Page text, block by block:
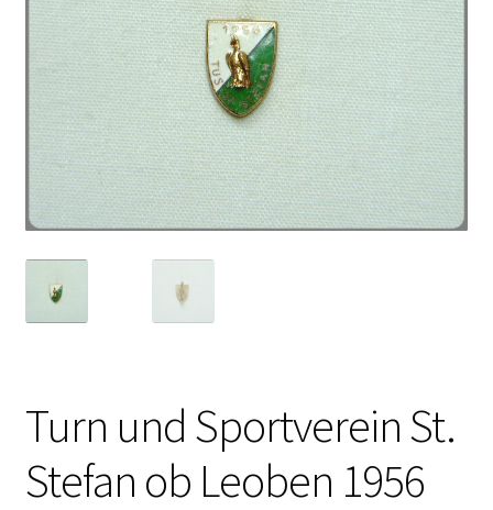
Turn und Sportverein St.
Stefan ob Leoben 1956